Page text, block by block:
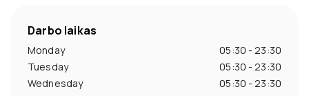
Darbo laikas
Monday
05:30 - 23:30
Tuesday
05:30 - 23:30
Wednesday
05:30 - 23:30